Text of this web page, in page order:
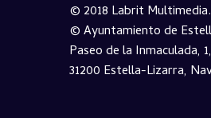
© 2018 Labrit Multimedia.
© Ayuntamiento de
Paseo de la Inmaculada, 1,
31200 Estella-Lizarra,